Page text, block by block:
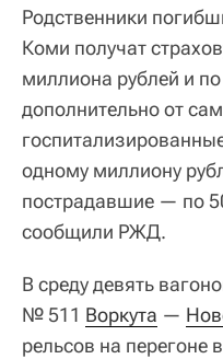
Родственники
Коми получат
миллиона рублей и
дополнительно от
одному миллиону
пострадавшие — по
сообщили РЖД.
В среду девять
№ 511 Воркута —
рельсов на перегоне